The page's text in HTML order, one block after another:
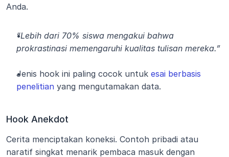
Anda.
“Lebih dari 70% siswa mengakui bahwa
prokrastinasi memengaruhi kualitas tulisan mereka.”
Jenis hook ini paling cocok untuk esai berbasis
penelitian yang mengutamakan data.
Hook Anekdot
Cerita menciptakan koneksi. Contoh pribadi atau
naratif singkat menarik pembaca masuk dengan